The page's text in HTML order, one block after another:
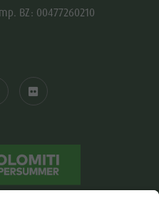
BZ: 00477260210